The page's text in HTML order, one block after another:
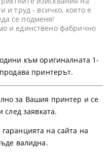
и труд - всичко, което е
се подменя!
и единствено фабрично
към оригиналната 1-
принтерът.
за Вашия принтер и се
след заявката.
на сайта на
валидна.